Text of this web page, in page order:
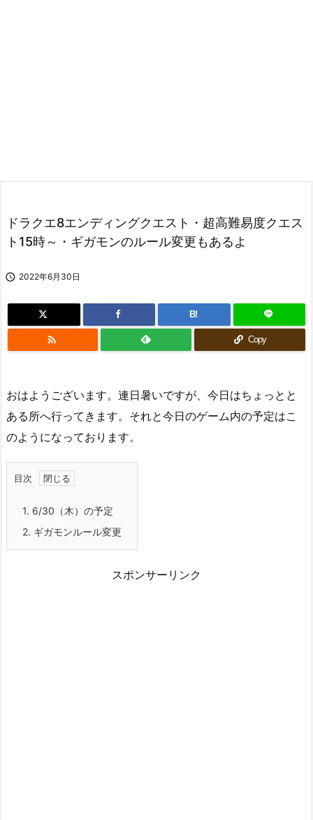
ドラクエ8エンディングクエスト・超高難易度クエス
ト15時～・ギガモンのルール変更もあるよ
 2022年6月30日
B!
 Copy
おはようございます。連日暑いですが、今日はちょっとと
ある所へ行ってきます。それと今日のゲーム内の予定はこ
のようになっております。
目次
1. 6/30（木）の予定
2. ギガモンルール変更
スポンサーリンク